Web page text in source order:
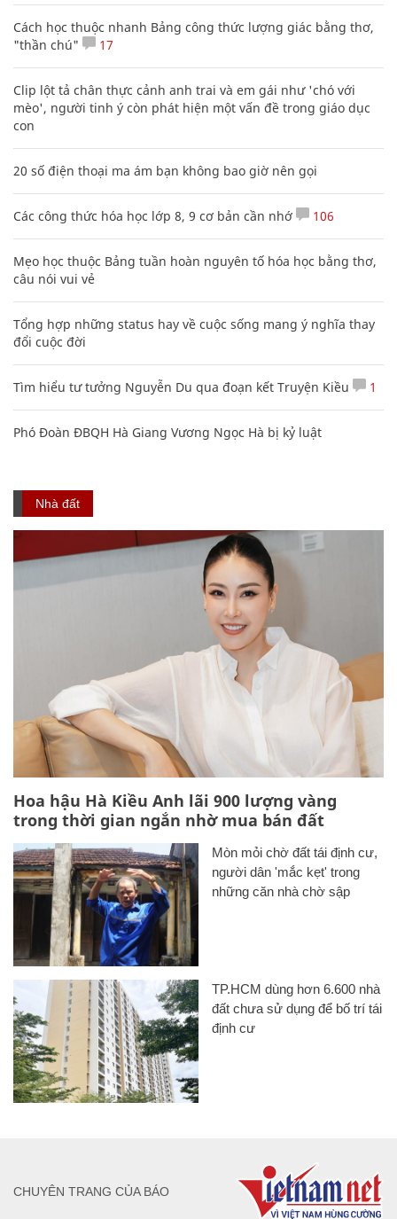
Cách học thuộc nhanh Bảng công thức lượng giác bằng thơ,
"thần chú"
17
Clip lột tả chân thực cảnh anh trai và em gái như 'chó với
mèo', người tinh ý còn phát hiện một vấn đề trong giáo dục
con
20 số điện thoại ma ám bạn không bao giờ nên gọi
Các công thức hóa học lớp 8, 9 cơ bản cần nhớ 106
Mẹo học thuộc Bảng tuần hoàn nguyên tố hóa học bằng thơ,
câu nói vui vẻ
Tổng hợp những status hay về cuộc sống mang ý nghĩa thay
đổi cuộc đời
Tìm hiểu tư tưởng Nguyễn Du qua đoạn kết Truyện Kiều 1
Phó Đoàn ĐBQH Hà Giang Vương Ngọc Hà bị kỷ luật
Nhà đất
Hoa hậu Hà Kiều Anh lãi 900 lượng vàng
trong thời gian ngắn nhờ mua bán đất
Mòn mỏi chờ đất tái định cư,
người dân 'mắc kẹt' trong
những căn nhà chờ sập
TP.HCM dùng hơn 6.600 nhà
đất chưa sử dụng để bố trí tái
định cư
CHUYÊN TRANG CỦA BÁO